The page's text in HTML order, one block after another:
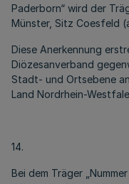
Paderborn“ wird der
Münster, Sitz Coesfeld
Diese Anerkennung
Diözesanverband
Stadt- und Ortsebene
Land Nordrhein-
14.
Bei dem Träger